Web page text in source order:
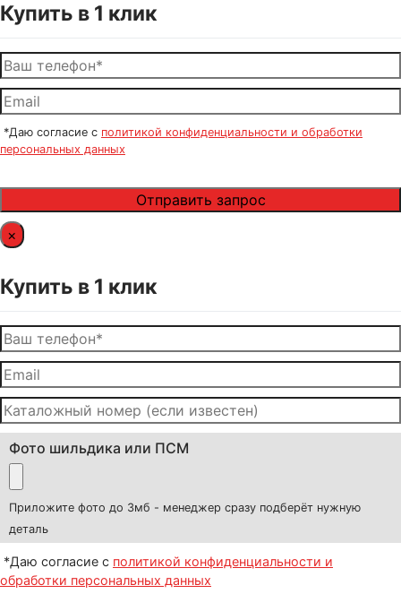
Купить в 1 клик
*Даю согласие с политикой конфиденциальности и обработки
персональных данных
×
Купить в 1 клик
Фото шильдика или ПСМ
Приложите фото до 3мб - менеджер сразу подберёт нужную
деталь
*Даю согласие с политикой конфиденциальности и
обработки персональных данных